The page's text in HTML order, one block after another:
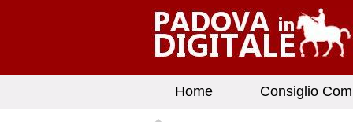
Home Consiglio